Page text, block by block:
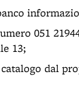
051
13;
dal